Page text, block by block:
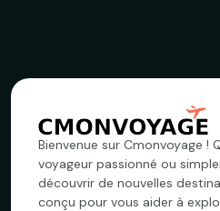
Bienvenue sur Cmonvoyage !
voyageur passionné ou
découvrir de nouvelles
conçu pour vous aider à